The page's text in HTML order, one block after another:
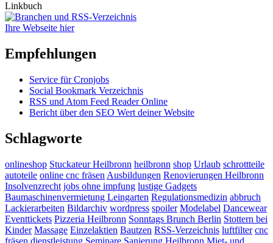
Linkbuch
Ihre Webseite hier
Empfehlungen
Service für Cronjobs
Social Bookmark Verzeichnis
RSS und Atom Feed Reader Online
Bericht über den SEO Wert deiner Website
Schlagworte
onlineshop Stuckateur Heilbronn heilbronn shop Urlaub schrottteile
autoteile online cnc fräsen Ausbildungen Renovierungen Heilbronn
Insolvenzrecht jobs ohne impfung lustige Gadgets
Baumaschinenvermietung Leingarten Regulationsmedizin abbruch
Lackierarbeiten Bildarchiv wordpress spoiler Modelabel Dancewear
Eventtickets Pizzeria Heilbronn Sonntags Brunch Berlin Stottern bei
Kinder Massage Einzelaktien Bautzen RSS-Verzeichnis luftfilter cnc
fräsen dienstleistung Seminare Sanierung Heilbronn Miet- und